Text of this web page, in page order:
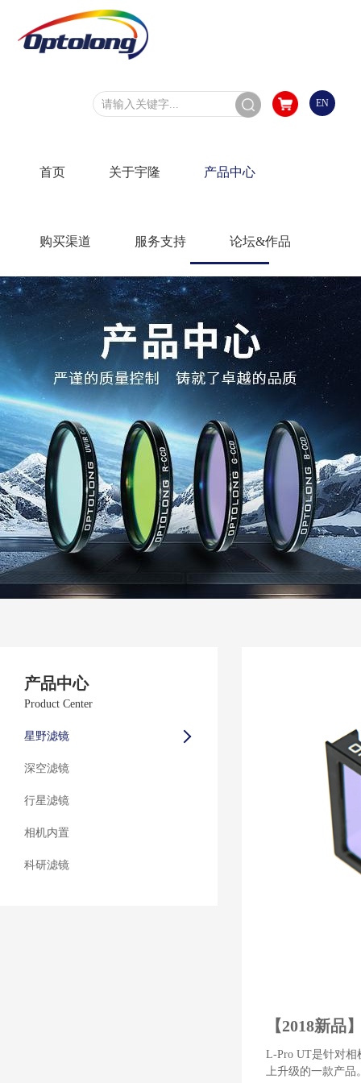
EN
首页 关于宇隆 产品中心
购买渠道 服务支持 论坛&作品
产品中心
Product Center
星野滤镜
深空滤镜
行星滤镜
相机内置
科研滤镜
【2018新品
L-Pro UT是针对相
上升级的一款产品